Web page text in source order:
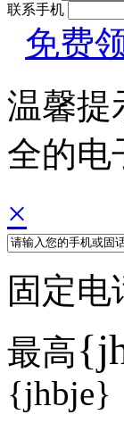
联系手机
免费
温馨提
全的电
×
固定
最高
{jhbje}